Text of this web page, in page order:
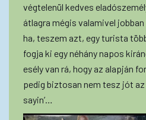
végtelenül kedves
átlagra mégis valamivel
ha, teszem azt, egy turista
fogja ki egy néhány napos
esély van rá, hogy az alapján
pedig biztosan nem tesz jót
sayin’…